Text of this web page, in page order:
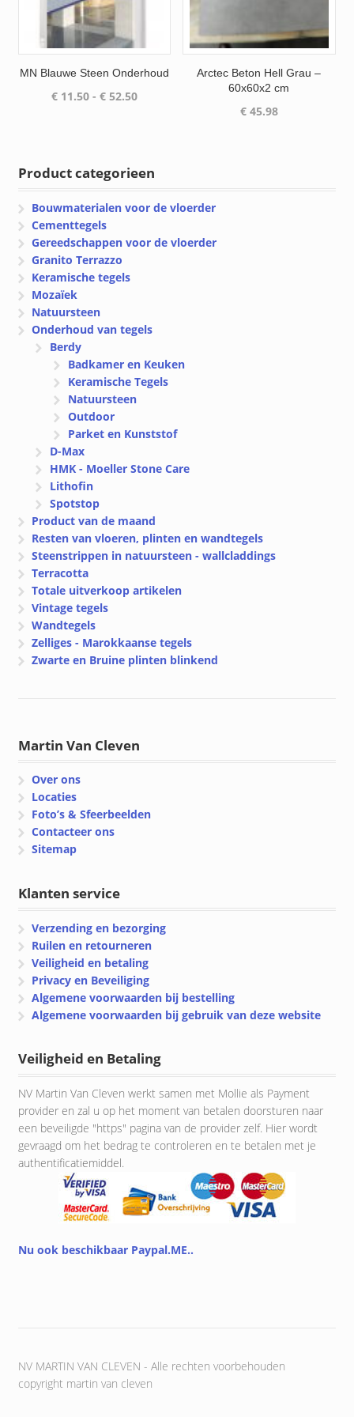
MN Blauwe Steen Onderhoud
€11.50 - €52.50Prijsklasse:
Arctec Beton Hell Grau –
60x60x2 cm
€45.98
Product categorieen
Bouwmaterialen voor de vloerder
Cementtegels
Gereedschappen voor de vloerder
Granito Terrazzo
Keramische tegels
Mozaïek
Natuursteen
Onderhoud van tegels
Berdy
Badkamer en Keuken
Keramische Tegels
Natuursteen
Outdoor
Parket en Kunststof
D-Max
HMK - Moeller Stone Care
Lithofin
Spotstop
Product van de maand
Resten van vloeren, plinten en wandtegels
Steenstrippen in natuursteen - wallcladdings
Terracotta
Totale uitverkoop artikelen
Vintage tegels
Wandtegels
Zelliges - Marokkaanse tegels
Zwarte en Bruine plinten blinkend
Martin Van Cleven
Over ons
Locaties
Foto’s & Sfeerbeelden
Contacteer ons
Sitemap
Klanten service
Verzending en bezorging
Ruilen en retourneren
Veiligheid en betaling
Privacy en Beveiliging
Algemene voorwaarden bij bestelling
Algemene voorwaarden bij gebruik van deze website
Veiligheid en Betaling
NV Martin Van Cleven werkt samen met Mollie als Payment
provider en zal u op het moment van betalen doorsturen naar
een beveiligde "https" pagina van de provider zelf. Hier wordt
gevraagd om het bedrag te controleren en te betalen met je
authentificatiemiddel.
Nu ook beschikbaar Paypal.ME..
NV MARTIN VAN CLEVEN - Alle rechten voorbehouden
copyright martin van cleven